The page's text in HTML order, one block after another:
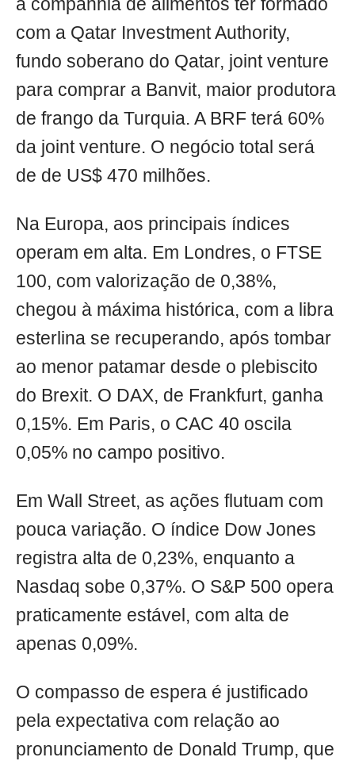
a companhia de alimentos ter formado
com a Qatar Investment Authority,
fundo soberano do Qatar, joint venture
para comprar a Banvit, maior produtora
de frango da Turquia. A BRF terá 60%
da joint venture. O negócio total será
de de US$ 470 milhões.
Na Europa, aos principais índices
operam em alta. Em Londres, o FTSE
100, com valorização de 0,38%,
chegou à máxima histórica, com a libra
esterlina se recuperando, após tombar
ao menor patamar desde o plebiscito
do Brexit. O DAX, de Frankfurt, ganha
0,15%. Em Paris, o CAC 40 oscila
0,05% no campo positivo.
Em Wall Street, as ações flutuam com
pouca variação. O índice Dow Jones
registra alta de 0,23%, enquanto a
Nasdaq sobe 0,37%. O S&P 500 opera
praticamente estável, com alta de
apenas 0,09%.
O compasso de espera é justificado
pela expectativa com relação ao
pronunciamento de Donald Trump, que